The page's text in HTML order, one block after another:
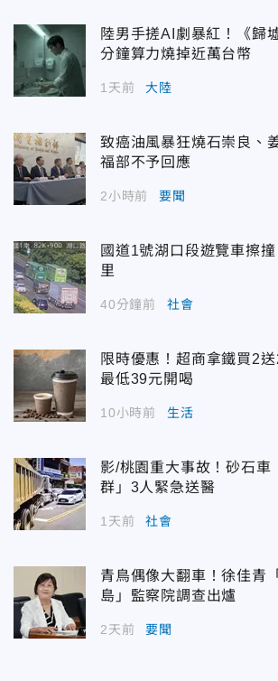
陸男手搓AI劇暴紅！《
分鐘算力燒掉近萬台幣
1天前 大陸
致癌油風暴狂燒石崇良、
福部不予回應
2小時前 要聞
國道1號湖口段遊覽車擦
里
40分鐘前 社會
限時優惠！超商拿鐵買2
最低39元開喝
10小時前 生活
影/桃園重大事故！砂石車
群」3人緊急送醫
1天前 社會
青鳥偶像大翻車！徐佳青
島」監察院調查出爐
2天前 要聞